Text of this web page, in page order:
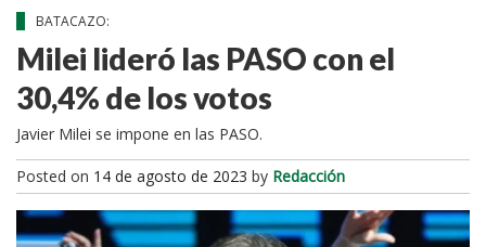
BATACAZO:
Milei lideró las PASO con el
30,4% de los votos
Javier Milei se impone en las PASO.
Posted on 14 de agosto de 2023 by Redacción